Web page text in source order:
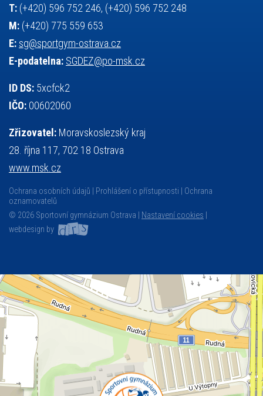
T: (+420) 596 752 246, (+420) 596 752 248
M: (+420) 775 559 653
E: sg@sportgym-ostrava.cz
E-podatelna: SGDEZ@po-msk.cz
ID DS: 5xcfck2
IČO: 00602060
Zřizovatel: Moravskoslezský kraj
28. října 117, 702 18 Ostrava
www.msk.cz
Ochrana osobních údajů Prohlášení o přístupnosti
Ochrana
oznamovatelů
© 2026 Sportovní gymnázium Ostrava |
Nastavení cookies
webdesign by